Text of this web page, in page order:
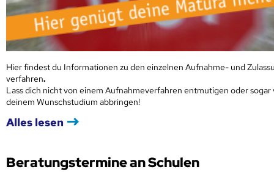
Hier findest du Informationen zu den einzelnen Aufnahme- und
verfahren.
Lass dich nicht von einem Aufnahmeverfahren entmutigen oder sogar
deinem Wunschstudium abbringen!
Alles lesen
Beratungstermine an Schulen